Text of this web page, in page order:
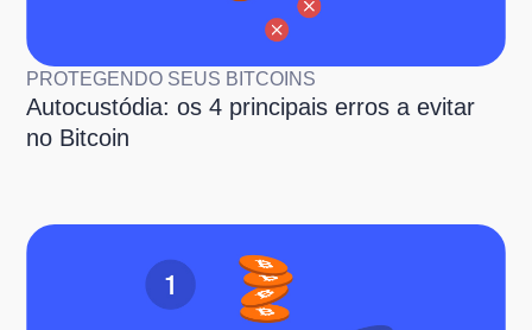
PROTEGENDO SEUS BITCOINS
Autocustódia: os 4 principais erros a evitar
no Bitcoin